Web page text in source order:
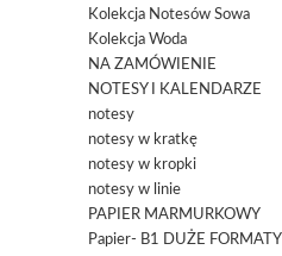
Kolekcja Notesów Sowa
Kolekcja Woda
NA ZAMÓWIENIE
NOTESY I KALENDARZE
notesy
notesy w kratkę
notesy w kropki
notesy w linie
PAPIER MARMURKOWY
Papier- B1 DUŻE FORMATY